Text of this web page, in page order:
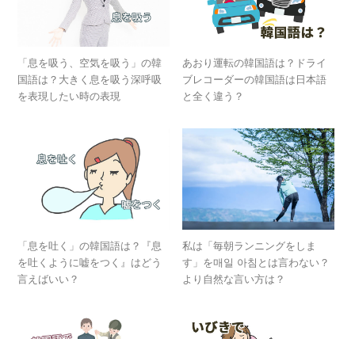
「息を吸う、空気を吸う」の韓
国語は？大きく息を吸う深呼吸
を表現したい時の表現
あおり運転の韓国語は？ドライ
ブレコーダーの韓国語は日本語
と全く違う？
「息を吐く」の韓国語は？『息
を吐くように嘘をつく』はどう
言えばいい？
私は「毎朝ランニングをしま
す」を매일 아침とは言わない？
より自然な言い方は？